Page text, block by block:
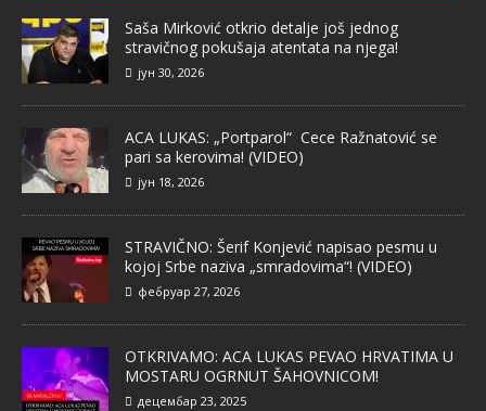
Saša Mirković otkrio detalje još jednog
stravičnog pokušaja atentata na njega!
јун 30, 2026
ACA LUKAS: „Portparol“ Cece Ražnatović se
pari sa kerovima! (VIDEO)
јун 18, 2026
STRAVIČNO: Šerif Konjević napisao pesmu u
kojoj Srbe naziva „smradovima“! (VIDEO)
фебруар 27, 2026
OTKRIVAMO: ACA LUKAS PEVAO HRVATIMA U
MOSTARU OGRNUT ŠAHOVNICOM!
децембар 23, 2025